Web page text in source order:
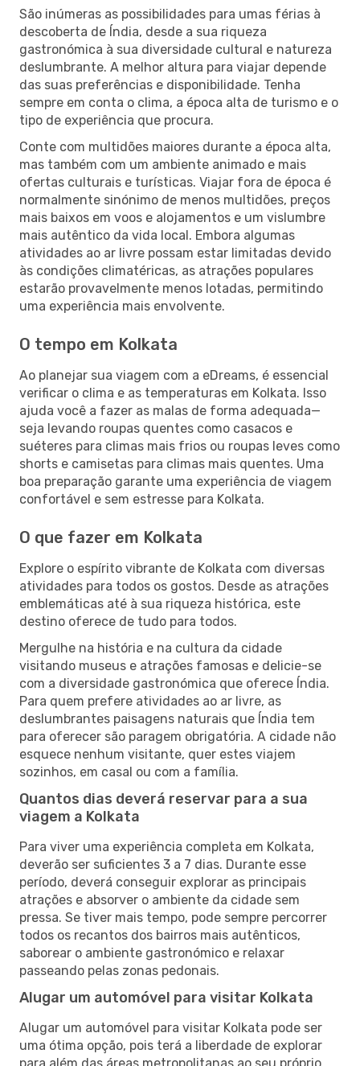
São inúmeras as possibilidades para umas férias à
descoberta de Índia, desde a sua riqueza
gastronómica à sua diversidade cultural e natureza
deslumbrante. A melhor altura para viajar depende
das suas preferências e disponibilidade. Tenha
sempre em conta o clima, a época alta de turismo e o
tipo de experiência que procura.
Conte com multidões maiores durante a época alta,
mas também com um ambiente animado e mais
ofertas culturais e turísticas. Viajar fora de época é
normalmente sinónimo de menos multidões, preços
mais baixos em voos e alojamentos e um vislumbre
mais autêntico da vida local. Embora algumas
atividades ao ar livre possam estar limitadas devido
às condições climatéricas, as atrações populares
estarão provavelmente menos lotadas, permitindo
uma experiência mais envolvente.
O tempo em Kolkata
Ao planejar sua viagem com a eDreams, é essencial
verificar o clima e as temperaturas em Kolkata. Isso
ajuda você a fazer as malas de forma adequada—
seja levando roupas quentes como casacos e
suéteres para climas mais frios ou roupas leves como
shorts e camisetas para climas mais quentes. Uma
boa preparação garante uma experiência de viagem
confortável e sem estresse para Kolkata.
O que fazer em Kolkata
Explore o espírito vibrante de Kolkata com diversas
atividades para todos os gostos. Desde as atrações
emblemáticas até à sua riqueza histórica, este
destino oferece de tudo para todos.
Mergulhe na história e na cultura da cidade
visitando museus e atrações famosas e delicie-se
com a diversidade gastronómica que oferece Índia.
Para quem prefere atividades ao ar livre, as
deslumbrantes paisagens naturais que Índia tem
para oferecer são paragem obrigatória. A cidade não
esquece nenhum visitante, quer estes viajem
sozinhos, em casal ou com a família.
Quantos dias deverá reservar para a sua
viagem a Kolkata
Para viver uma experiência completa em Kolkata,
deverão ser suficientes 3 a 7 dias. Durante esse
período, deverá conseguir explorar as principais
atrações e absorver o ambiente da cidade sem
pressa. Se tiver mais tempo, pode sempre percorrer
todos os recantos dos bairros mais autênticos,
saborear o ambiente gastronómico e relaxar
passeando pelas zonas pedonais.
Alugar um automóvel para visitar Kolkata
Alugar um automóvel para visitar Kolkata pode ser
uma ótima opção, pois terá a liberdade de explorar